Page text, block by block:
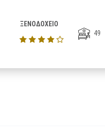
ΞΕΝΟΔΟΧΕΙΟ
49